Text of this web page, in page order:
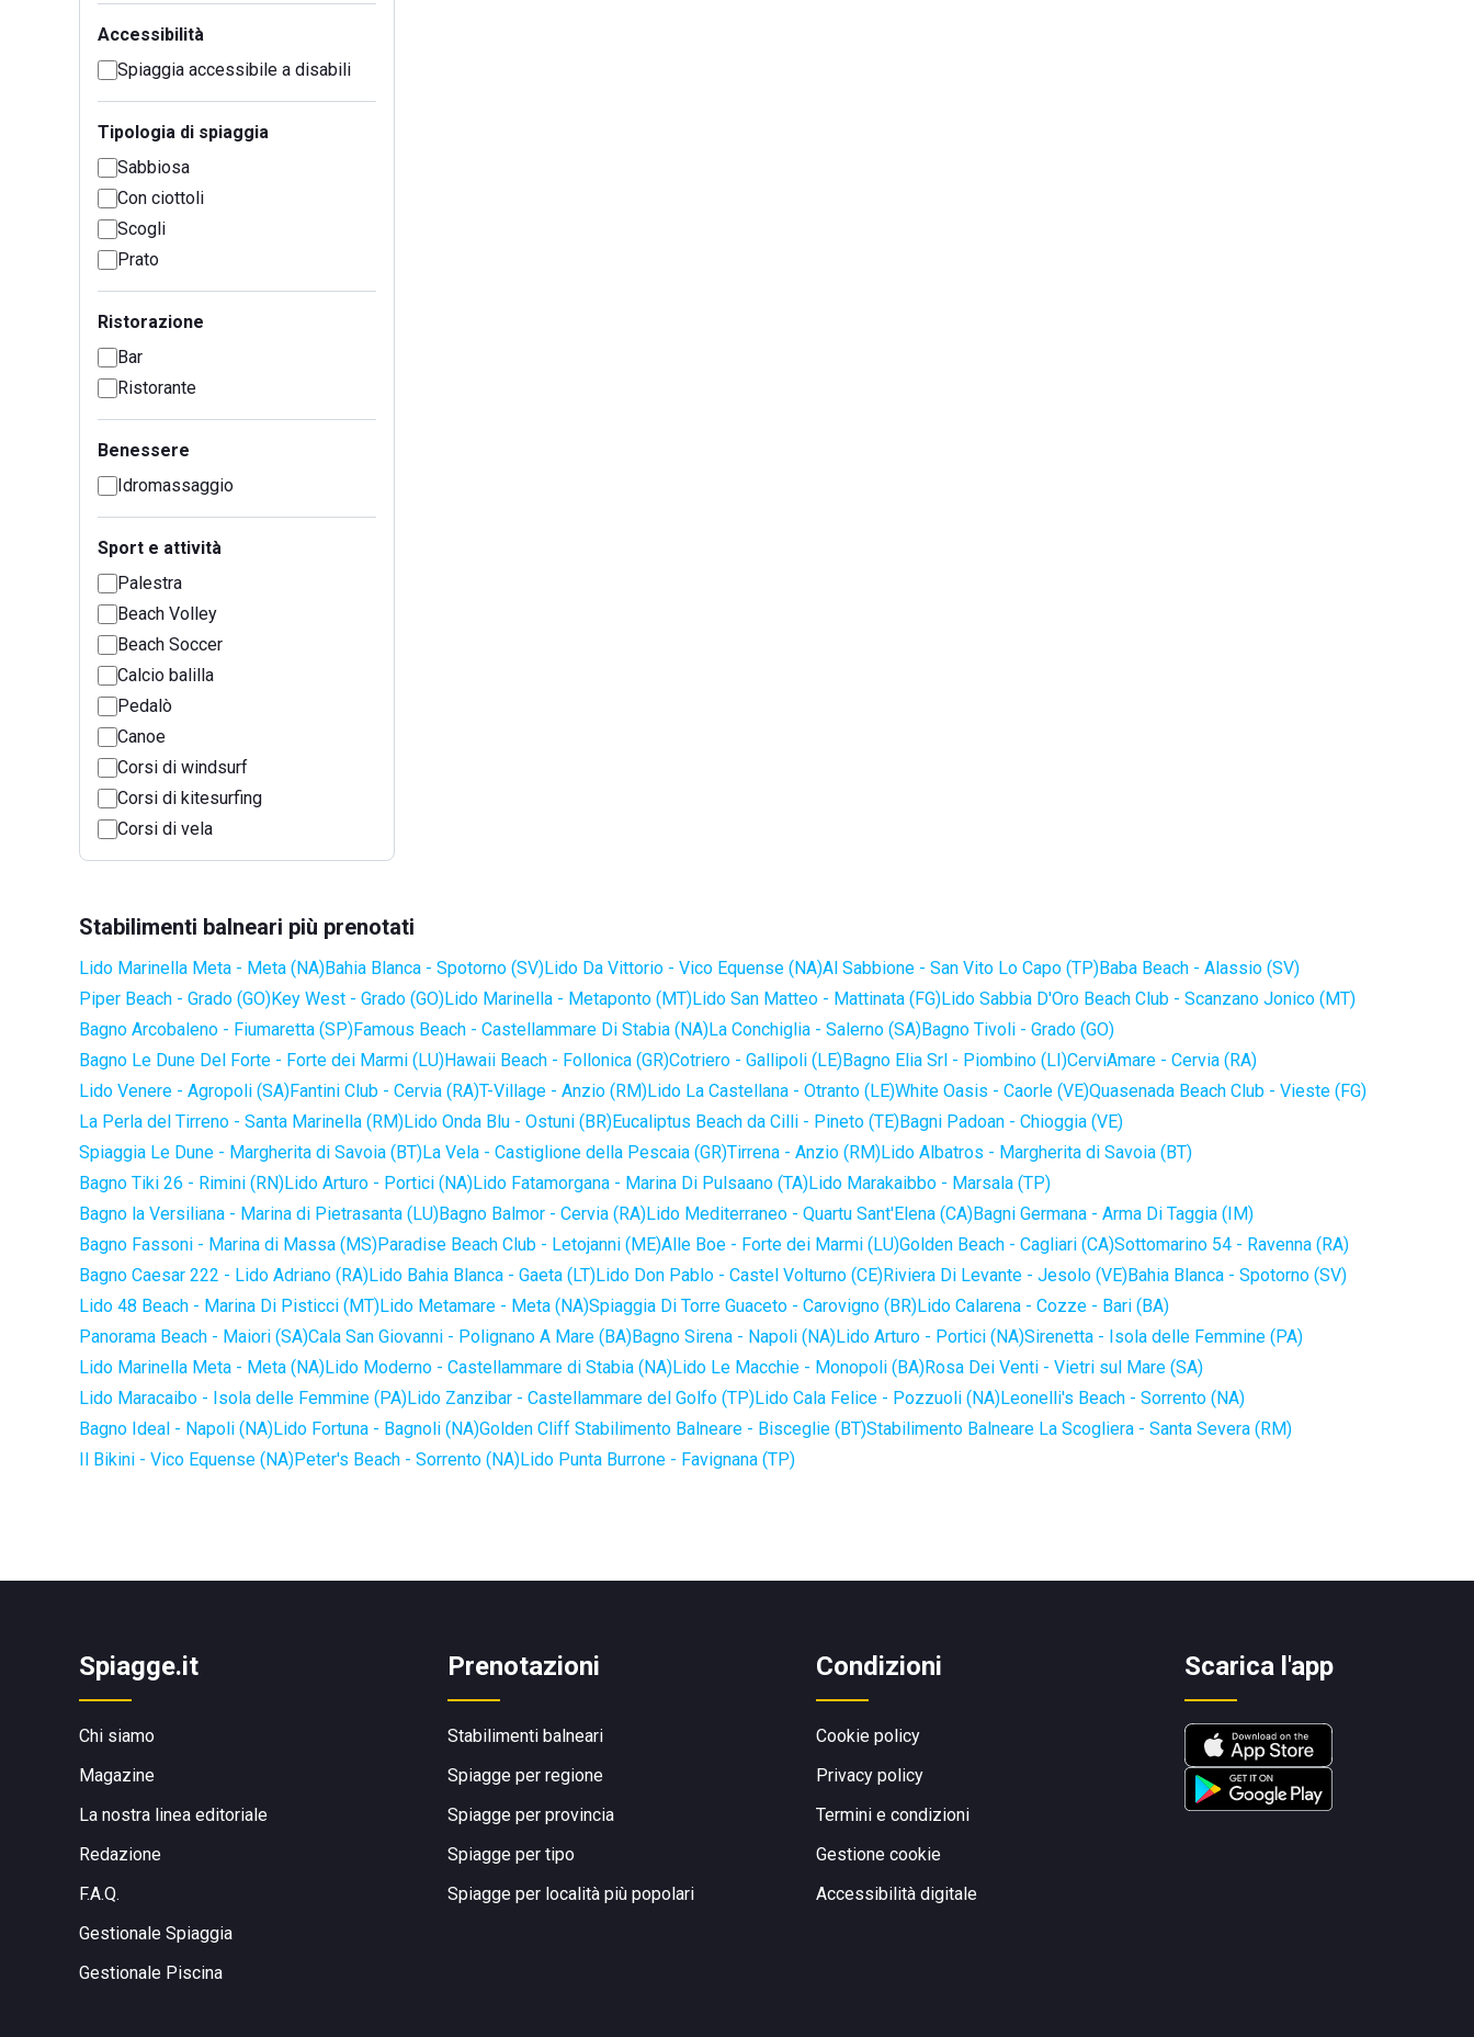
Accessibilità
Spiaggia accessibile a disabili
Tipologia di spiaggia
Sabbiosa
Con ciottoli
Scogli
Prato
Ristorazione
Bar
Ristorante
Benessere
Idromassaggio
Sport e attività
Palestra
Beach Volley
Beach Soccer
Calcio balilla
Pedalò
Canoe
Corsi di windsurf
Corsi di kitesurfing
Corsi di vela
Stabilimenti balneari più prenotati
Lido Marinella Meta - Meta (NA)Bahia Blanca - Spotorno (SV)Lido Da Vittorio - Vico Equense (NA)Al Sabbione - San Vito Lo Capo (TP)Baba Beach - Alassio (SV)
Piper Beach - Grado (GO)Key West - Grado (GO)Lido Marinella - Metaponto (MT)Lido San Matteo - Mattinata (FG)Lido Sabbia D'Oro Beach Club - Scanzano Jonico (MT)
Bagno Arcobaleno - Fiumaretta (SP)Famous Beach - Castellammare Di Stabia (NA)La Conchiglia - Salerno (SA)Bagno Tivoli - Grado (GO)
Bagno Le Dune Del Forte - Forte dei Marmi (LU)Hawaii Beach - Follonica (GR)Cotriero - Gallipoli (LE)Bagno Elia Srl - Piombino (LI)CerviAmare - Cervia (RA)
Lido Venere - Agropoli (SA)Fantini Club - Cervia (RA)T-Village - Anzio (RM)Lido La Castellana - Otranto (LE)White Oasis - Caorle (VE)Quasenada Beach Club - Vieste (FG)
La Perla del Tirreno - Santa Marinella (RM)Lido Onda Blu - Ostuni (BR)Eucaliptus Beach da Cilli - Pineto (TE)Bagni Padoan - Chioggia (VE)
Spiaggia Le Dune - Margherita di Savoia (BT)La Vela - Castiglione della Pescaia (GR)Tirrena - Anzio (RM)Lido Albatros - Margherita di Savoia (BT)
Bagno Tiki 26 - Rimini (RN)Lido Arturo - Portici (NA)Lido Fatamorgana - Marina Di Pulsaano (TA)Lido Marakaibbo - Marsala (TP)
Bagno la Versiliana - Marina di Pietrasanta (LU)Bagno Balmor - Cervia (RA)Lido Mediterraneo - Quartu Sant'Elena (CA)Bagni Germana - Arma Di Taggia (IM)
Bagno Fassoni - Marina di Massa (MS)Paradise Beach Club - Letojanni (ME)Alle Boe - Forte dei Marmi (LU)Golden Beach - Cagliari (CA)Sottomarino 54 - Ravenna (RA)
Bagno Caesar 222 - Lido Adriano (RA)Lido Bahia Blanca - Gaeta (LT)Lido Don Pablo - Castel Volturno (CE)Riviera Di Levante - Jesolo (VE)Bahia Blanca - Spotorno (SV)
Lido 48 Beach - Marina Di Pisticci (MT)Lido Metamare - Meta (NA)Spiaggia Di Torre Guaceto - Carovigno (BR)Lido Calarena - Cozze - Bari (BA)
Panorama Beach - Maiori (SA)Cala San Giovanni - Polignano A Mare (BA)Bagno Sirena - Napoli (NA)Lido Arturo - Portici (NA)Sirenetta - Isola delle Femmine (PA)
Lido Marinella Meta - Meta (NA)Lido Moderno - Castellammare di Stabia (NA)Lido Le Macchie - Monopoli (BA)Rosa Dei Venti - Vietri sul Mare (SA)
Lido Maracaibo - Isola delle Femmine (PA)Lido Zanzibar - Castellammare del Golfo (TP)Lido Cala Felice - Pozzuoli (NA)Leonelli's Beach - Sorrento (NA)
Bagno Ideal - Napoli (NA)Lido Fortuna - Bagnoli (NA)Golden Cliff Stabilimento Balneare - Bisceglie (BT)Stabilimento Balneare La Scogliera - Santa Severa (RM)
Il Bikini - Vico Equense (NA)Peter's Beach - Sorrento (NA)Lido Punta Burrone - Favignana (TP)
Spiagge.it
Chi siamo
Magazine
La nostra linea editoriale
Redazione
F.A.Q.
Gestionale Spiaggia
Gestionale Piscina
Prenotazioni
Stabilimenti balneari
Spiagge per regione
Spiagge per provincia
Spiagge per tipo
Spiagge per località più popolari
Condizioni
Cookie policy
Privacy policy
Termini e condizioni
Gestione cookie
Accessibilità digitale
Scarica l'app